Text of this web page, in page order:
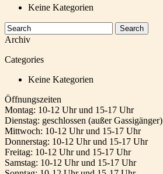
Keine Kategorien
Archiv
Categories
Keine Kategorien
Öffnungszeiten
Montag: 10-12 Uhr und 15-17 Uhr
Dienstag: geschlossen (außer Gassigänger)
Mittwoch: 10-12 Uhr und 15-17 Uhr
Donnerstag: 10-12 Uhr und 15-17 Uhr
Freitag: 10-12 Uhr und 15-17 Uhr
Samstag: 10-12 Uhr und 15-17 Uhr